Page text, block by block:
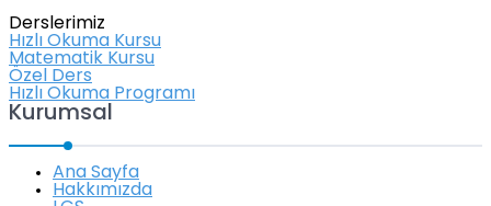
Derslerimiz
Hızlı Okuma Kursu
Matematik Kursu
Özel Ders
Hızlı Okuma Programı
Kurumsal
Ana Sayfa
Hakkımızda